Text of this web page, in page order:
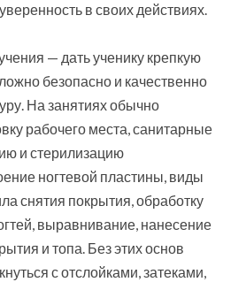
в своих действиях.
— дать ученику крепкую
безопасно и качественно
На занятиях обычно
рабочего места, санитарные
и стерилизацию
ногтевой пластины, виды
снятия покрытия, обработку
выравнивание, нанесение
и топа. Без этих основ
с отслойками, затеками,